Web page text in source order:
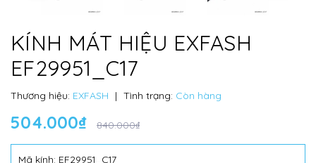
KÍNH MÁT HIỆU EXFASH
EF29951_C17
Thương hiệu: EXFASH | Tình trạng: Còn hàng
504.000₫ 840.000₫
Mã kính: EF29951_C17